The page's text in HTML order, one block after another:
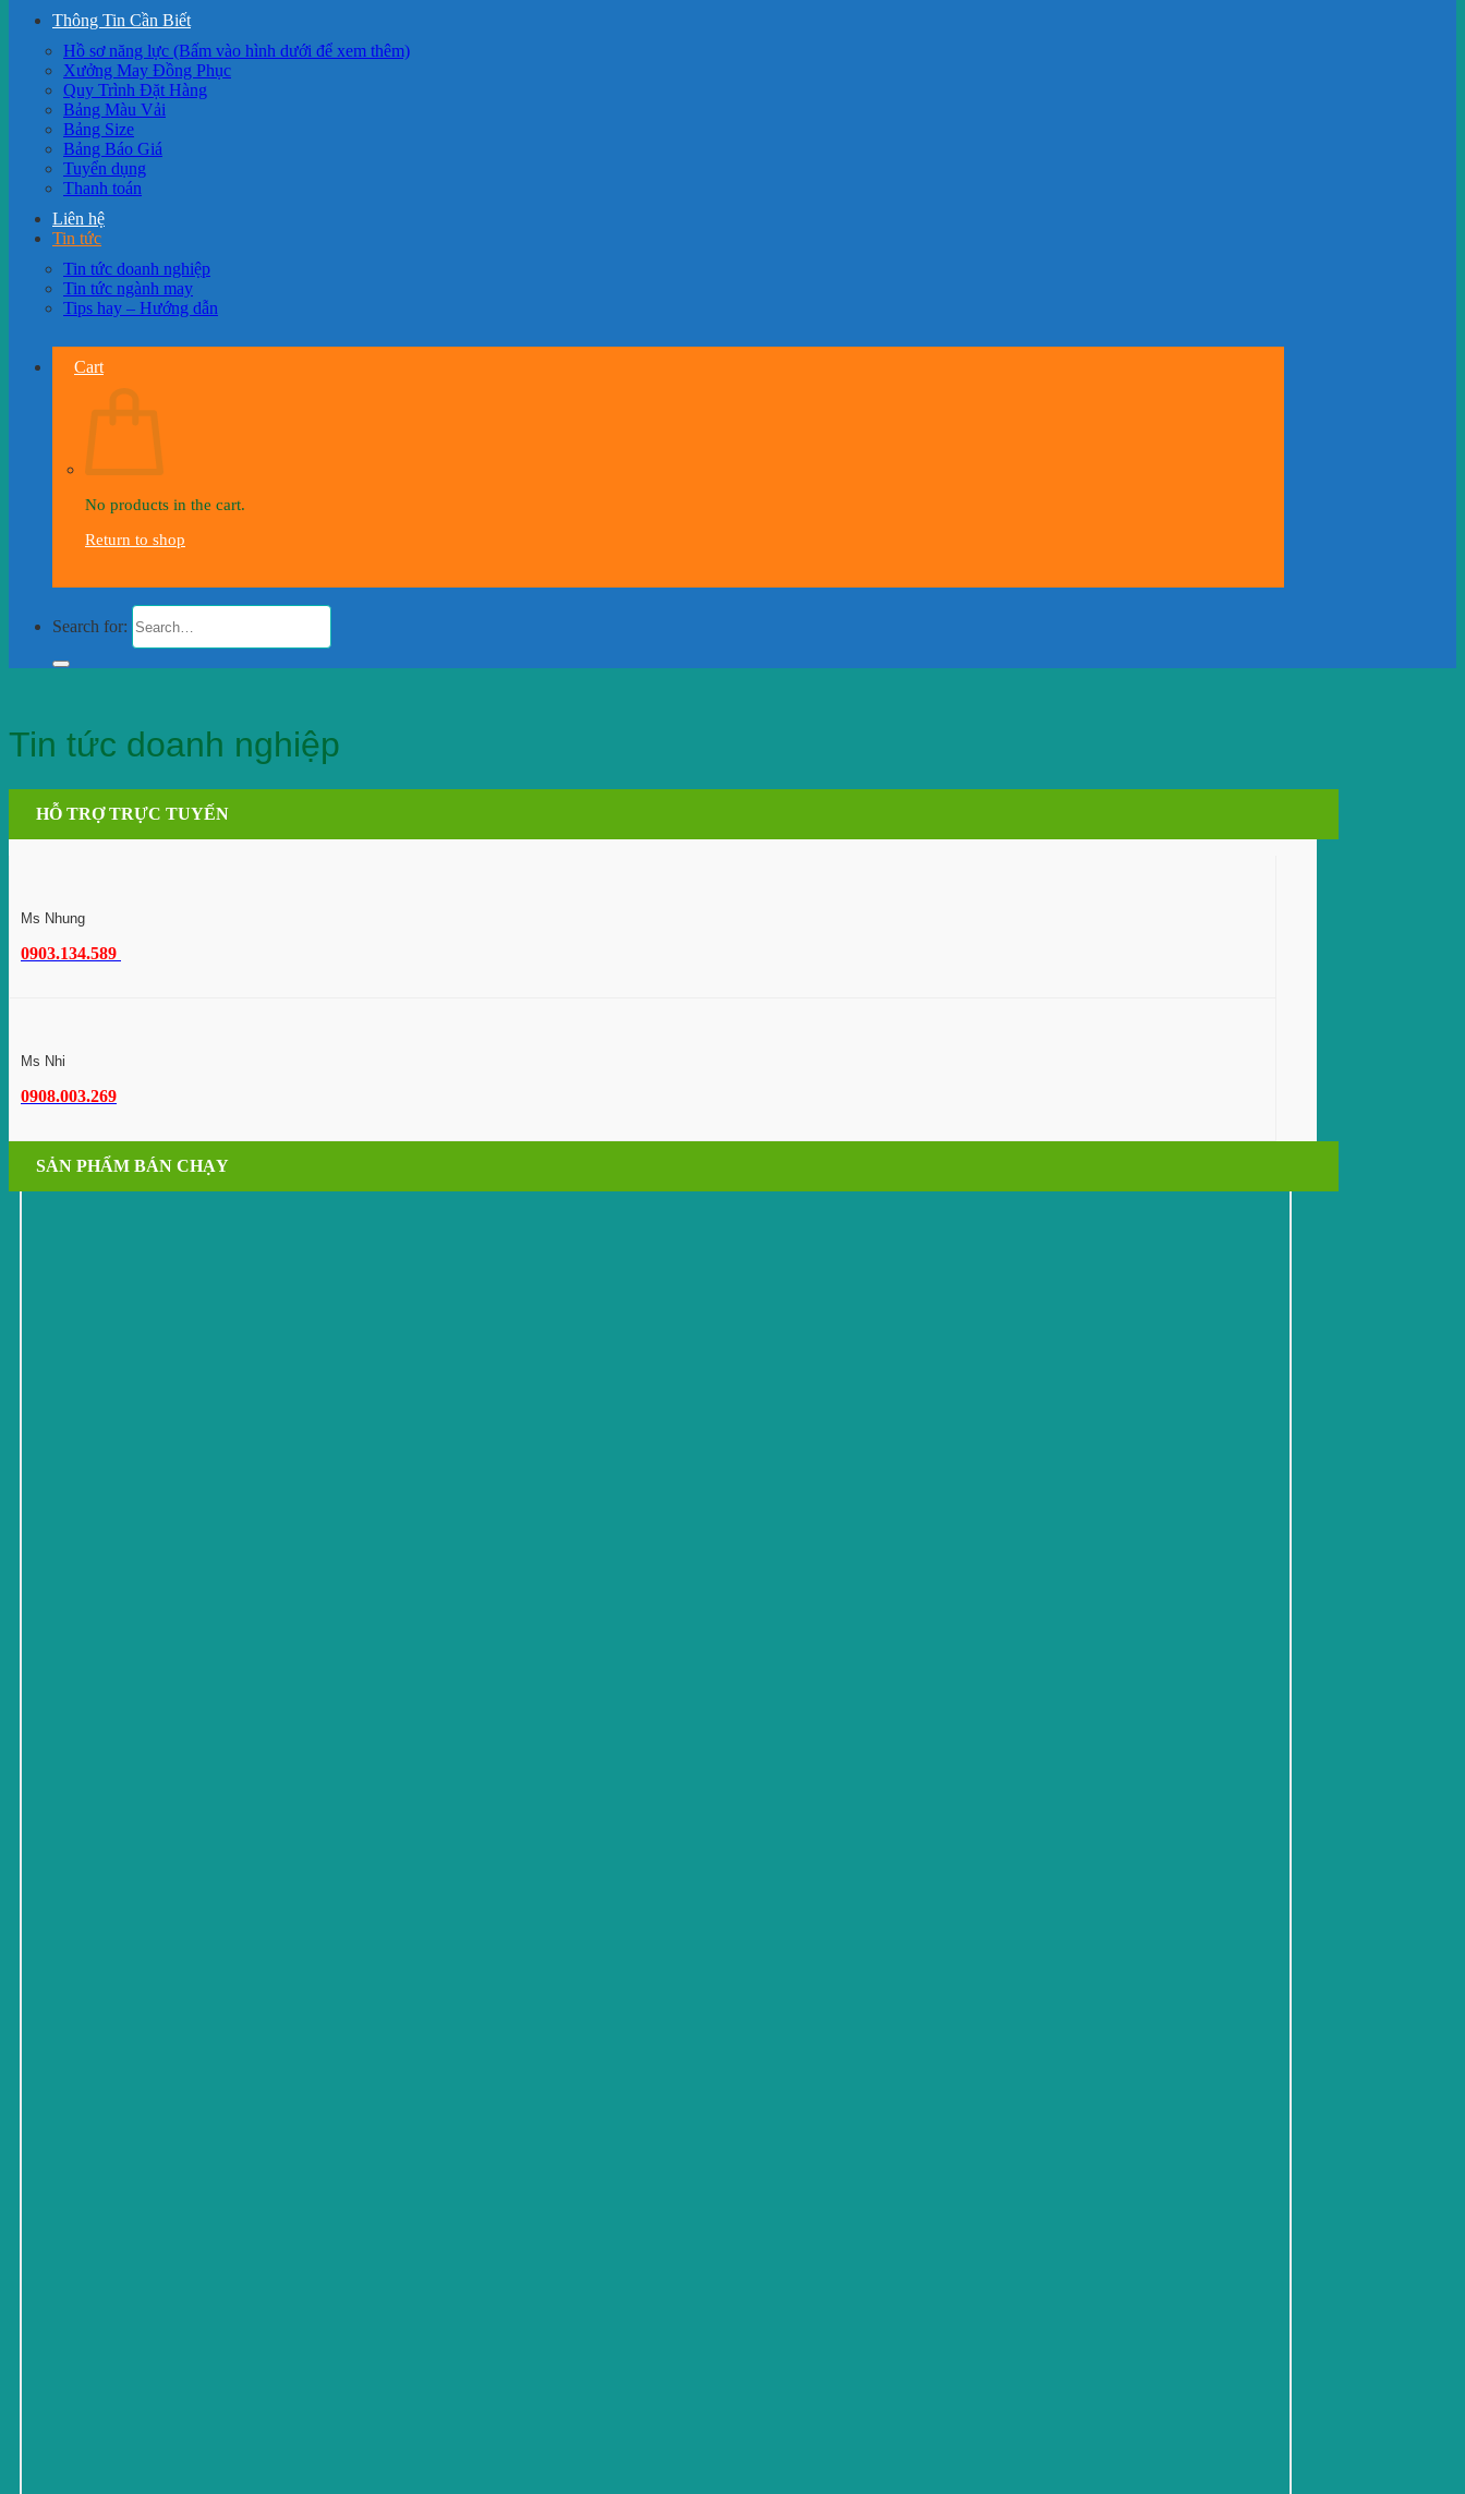
Thông Tin Cần Biết
Hồ sơ năng lực (Bấm vào hình dưới để xem thêm)
Xưởng May Đồng Phục
Quy Trình Đặt Hàng
Bảng Màu Vải
Bảng Size
Bảng Báo Giá
Tuyển dụng
Thanh toán
Liên hệ
Tin tức
Tin tức doanh nghiệp
Tin tức ngành may
Tips hay – Hướng dẫn
Cart
No products in the cart.
Return to shop
Search for:
Tin tức doanh nghiệp
HỖ TRỢ TRỰC TUYẾN
Ms Nhung
0903.134.589
Ms Nhi
0908.003.269
SẢN PHẨM BÁN CHẠY